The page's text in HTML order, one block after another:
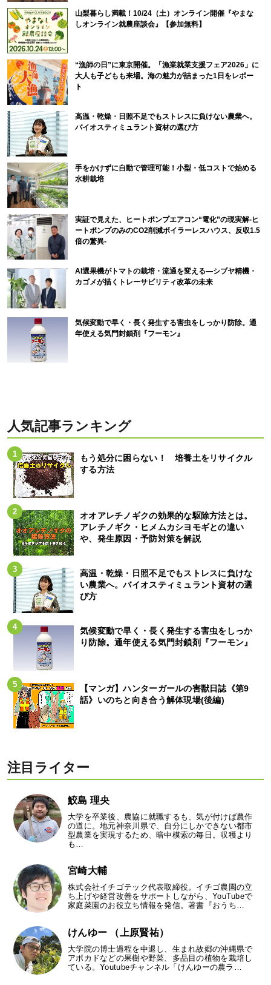
山梨暮らし満載！10/24（土）オンライン開催『やまな
しオンライン就農座談会』【参加無料】
“漁師の日”に東京開催。「漁業就業支援フェア2026」に
大人も子どもも来場。海の魅力が詰まった1日をレポー
ト
高温・乾燥・日照不足でもストレスに負けない農業へ。
バイオスティミュラント資材の選び方
手をかけずに自動で管理可能！小型・低コストで始める
水耕栽培
実証で見えた、ヒートポンプエアコン“電化”の現実解-ヒ
ートポンプのみのCO2削減ボイラーレスハウス、反収1.5
倍の驚異-
AI選果機がトマトの栽培・流通を変える―シブヤ精機・
カゴメが描くトレーサビリティ改革の未来
気候変動で早く・長く発生する害虫をしっかり防除。通
年使える気門封鎖剤『フーモン』
人気記事ランキング
もう処分に困らない！ 培養土をリサイクル
する方法
オオアレチノギクの効果的な駆除方法とは。
アレチノギク・ヒメムカシヨモギとの違い
や、発生原因・予防対策を解説
高温・乾燥・日照不足でもストレスに負けな
い農業へ。バイオスティミュラント資材の選
び方
気候変動で早く・長く発生する害虫をしっか
り防除。通年使える気門封鎖剤『フーモン』
【マンガ】ハンターガールの害獣日誌《第9
話》いのちと向き合う解体現場(後編)
注目ライター
鮫島 理央
大学を卒業後、農協に就職するも、気が付けば農作
の道に。地元神奈川県で、自分にしかできない都市
型農業を実現するため、暗中模索の毎日。収穫より
も…
宮崎大輔
株式会社イチゴテック代表取締役。イチゴ農園の立
ち上げや経営改善をサポートしながら、YouTubeで
家庭菜園のお役立ち情報を発信。著書『おうち…
けんゆー （上原賢祐）
大学院の博士過程を中退し、生まれ故郷の沖縄県で
アボカドなどの果樹や野菜、多品目の植物を栽培し
ている。Youtubeチャンネル「けんゆーの農ラ…